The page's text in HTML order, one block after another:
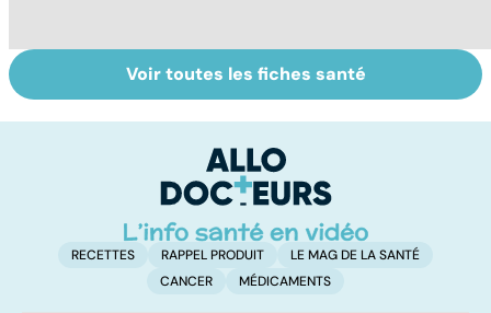
Comment tenir
ses bonnes
BPCO, la
bronchite du
Voir toutes les fiches santé
RECETTES RAPPEL PRODUIT
LE MAG DE LA SANTÉ
CANCER
MÉDICAMENTS